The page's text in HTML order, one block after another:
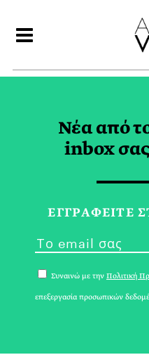
ΡΙΑ ΣΠΥΡΟΥ
Νέα από
inbox
ΕΓΓPΑΦΕΙΤΕ
Συναινώ με την Πολιτική
επεξεργασία προσωπικών